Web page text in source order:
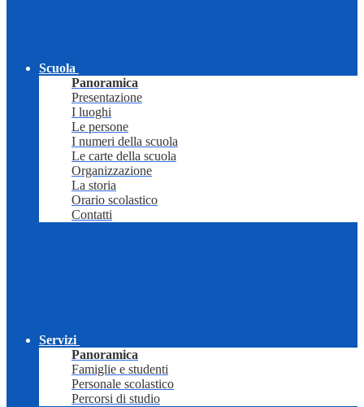
Scuola
Panoramica
Presentazione
I luoghi
Le persone
I numeri della scuola
Le carte della scuola
Organizzazione
La storia
Orario scolastico
Contatti
Servizi
Panoramica
Famiglie e studenti
Personale scolastico
Percorsi di studio